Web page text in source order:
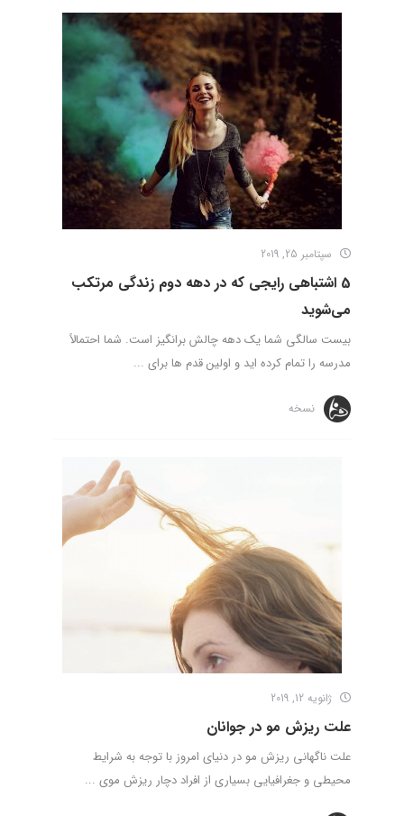
سپتامبر 25, 2019
5 اشتباهی رایجی که در دهه دوم زندگی مرتکب
می‌شوید
بیست سالگی شما یک دهه چالش برانگیز است. شما احتمالاً
مدرسه را تمام کرده اید و اولین قدم ها برای ...
نسخه
ژانویه 12, 2019
علت ریزش مو در جوانان
علت ناگهانی ریزش مو در دنیای امروز با توجه به شرایط
محیطی و جغرافیایی بسیاری از افراد دچار ریزش موی ...